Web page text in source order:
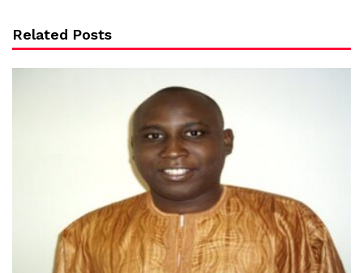
Related Posts